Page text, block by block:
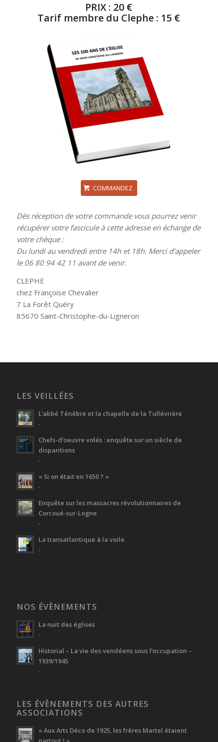
PRIX : 20 €
Tarif membre du Clephe : 15 €
COMMANDEZ
Dès réception de votre commande vous pourrez venir
récupérer votre fascicule à cette adresse en échange de
votre chèque :
Du lundi au vendredi entre 14h et 18h. Merci d’appeler
le 06 80 94 42 11 avant de venir.
CLEPHE
chez Françoise Chevalier
7 La Forêt Quéry
85670 Saint-Christophe-du-Ligneron
LES VEILLÉES
L’abbé Ténèbre et la chapelle de la Tullévrière
-
Chefs-d’oeuvre volés : enquête sur un siècle de
disparitions
-
« Si on était en 1650 ? »
-
Enquête sur les massacres révolutionnaires de
Corcoué-sur-Logne
-
La transatlantique à la voile
-
NOS ÉVÈNEMENTS
La nuit des églises
-
Historial – La vie des vendéens sous l’occupation –
1939/1945
-
LES ÉVÈNEMENTS DES AUTRES
ASSOCIATIONS
« Aux Arts Déco de 1925, les frères Martel étaient